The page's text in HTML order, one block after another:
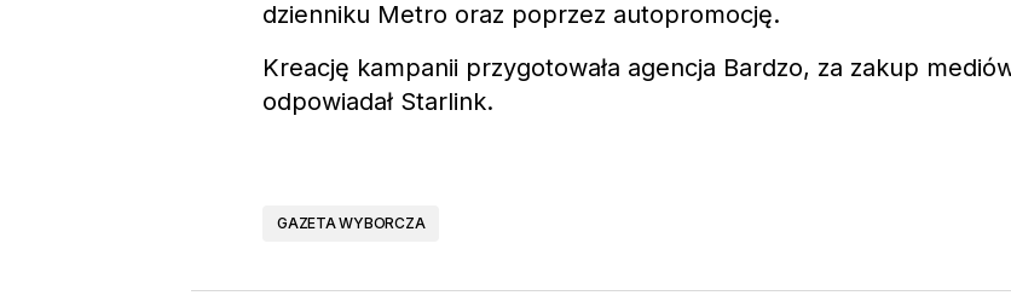
dzienniku Metro oraz poprzez autopromocję.
Kreację kampanii przygotowała agencja Bardzo, za zakup
odpowiadał Starlink.
GAZETA WYBORCZA